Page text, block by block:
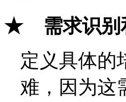
★ 需求识别
定义具体的
难，因为这